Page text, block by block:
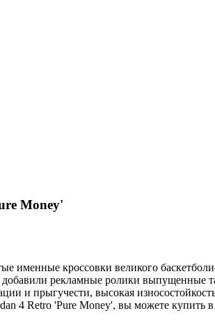
Money'
именные кроссовки великого
рекламные ролики выпущенные
и прыгучести, высокая
4 Retro 'Pure Money', вы можете купить в